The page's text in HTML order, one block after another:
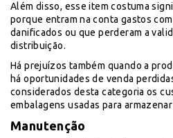
Além disso, esse item costuma
porque entram na conta gastos
danificados ou que perderam a
distribuição.
Há prejuízos também quando a
há oportunidades de venda
considerados desta categoria os
embalagens usadas para
Manutenção